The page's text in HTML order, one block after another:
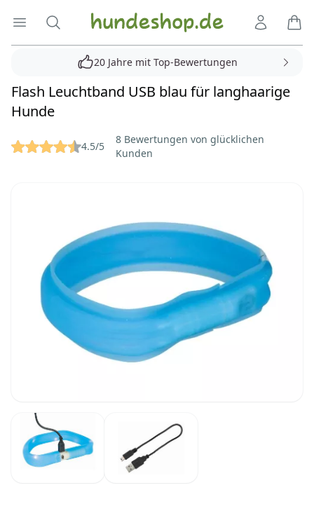
Menü öffnen
Suche Hundeshop.de
20 Jahre mit Top-Bewertungen
Flash Leuchtband USB blau für langhaarige
Hunde
Reviews 4.5/5
8 Bewertungen von glücklichen
Kunden